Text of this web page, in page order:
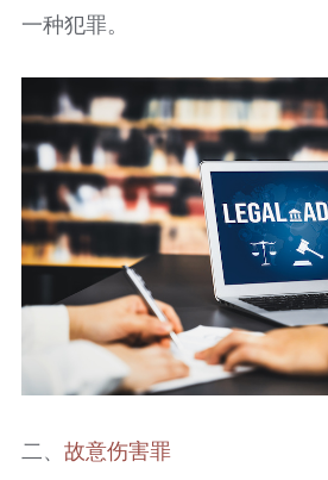
一种犯罪。
二、 故意伤害罪